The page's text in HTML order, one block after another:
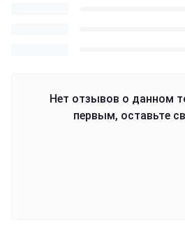
Нет отзывов о данном
первым, оставьте